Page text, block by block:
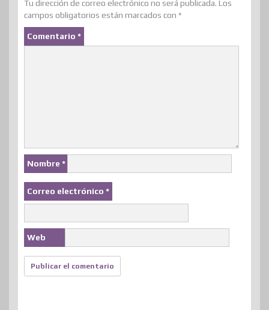
Tu dirección de correo electrónico no será publicada. Los
campos obligatorios están marcados con *
Comentario *
Nombre *
Correo electrónico *
Web